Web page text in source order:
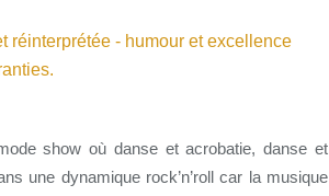
show où danse et acrobatie, danse et
une dynamique rock’n’roll car la musique